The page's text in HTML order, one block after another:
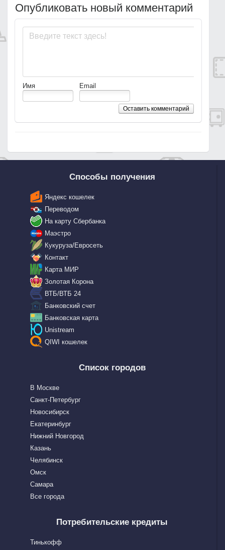
Опубликовать новый комментарий
Имя Email
Оставить комментарий
Способы получения
Яндекс кошелек
Переводом
На карту Сбербанка
Маэстро
Кукуруза/Евросеть
Контакт
Карта МИР
Золотая Корона
ВТБ/ВТБ 24
Банковский счет
Банковская карта
Unistream
QIWI кошелек
Список городов
В Москве
Санкт-Петербург
Новосибирск
Екатеринбург
Нижний Новгород
Казань
Челябинск
Омск
Самара
Все города
Потребительские кредиты
Тинькофф